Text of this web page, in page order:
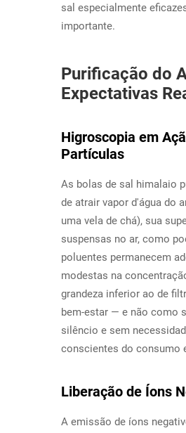
sal especialmente
importante.
Purificação do
Expectativas
Higroscopia em
Partículas
As bolas de sal himalaio
de atrair vapor d'água do
uma vela de chá), sua
suspensas no ar, como
poluentes permanecem
modestas na
grandeza inferior ao de
bem-estar — e não como
silêncio e sem
conscientes do consumo
Liberação de Íons
A emissão de íons